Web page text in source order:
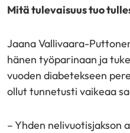
Mitä tulevaisuustuo
Jaana Vallivaara-
hänen työparinaan ja
vuoden diabetekseen
ollut tunnetusti vaikeaa
– Yhden nelivuotisjakson